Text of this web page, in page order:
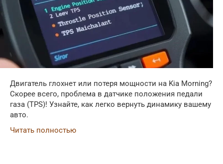
Двигатель глохнет или потеря мощности на Kia Morning?
Скорее всего, проблема в датчике положения педали
газа (TPS)! Узнайте, как легко вернуть динамику вашему
авто.
Читать полностью